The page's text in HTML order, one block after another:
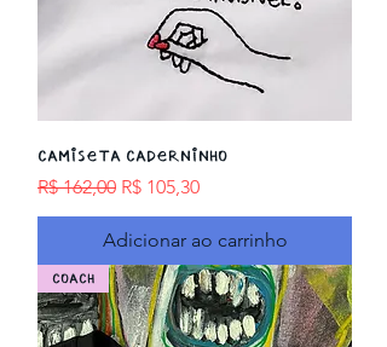
Camiseta CADERNINHO
Preço normal
R$ 162,00 Preço promocional
R$ 105,30
Adicionar ao carrinho
COACH